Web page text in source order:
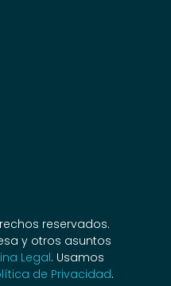
reservados.
y otros asuntos
Legal. Usamos
de Privacidad.